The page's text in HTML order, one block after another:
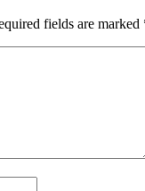
fields are marked